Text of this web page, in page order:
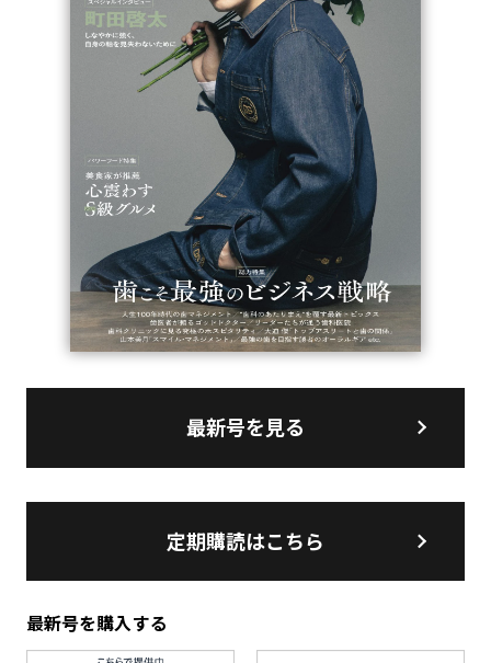
最新号を見る
定期購読はこちら
最新号を購入する